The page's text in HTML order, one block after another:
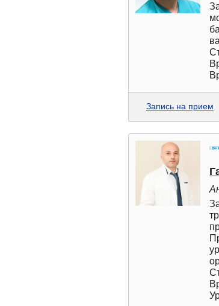
Запись на прием